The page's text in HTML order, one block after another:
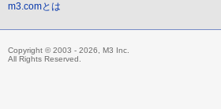
m3.comとは
Copyright © 2003 - 2026, M3 Inc.
All Rights Reserved.